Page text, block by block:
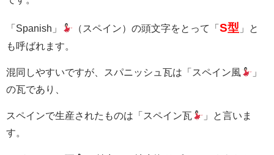
「Spanish」 （スペイン）の頭文字をとって「S型 」と
も呼ばれます。
混同しやすいですが、スパニッシュ瓦は「スペイン風
」
の瓦であり、
スペインで生産されたものは「スペイン瓦
」と言いま
す。